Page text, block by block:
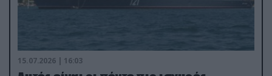
15.07.2026 | 16:03